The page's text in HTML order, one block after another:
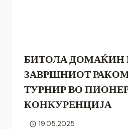
БИТОЛА ДОМАЌИН
ЗАВРШНИОТ
ТУРНИР ВО
КОНКУРЕНЦИЈА
19.05.2025